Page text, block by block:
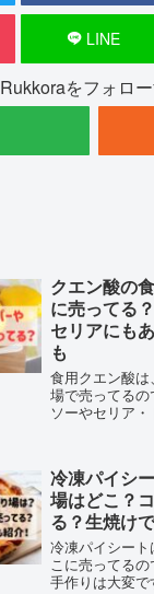
LINE
Rukkoraをフォロ
クエン酸の
に売ってる
セリアにも
も
食用クエン酸は
場で売ってる
ソーやセリア
冷凍パイシ
場はどこ？
る？生焼け
冷凍パイシー
こに売ってる
手作りは大変